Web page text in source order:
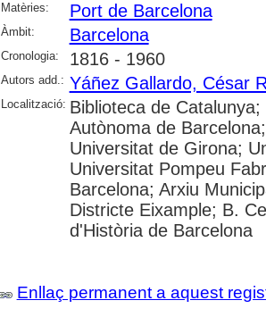
Matèries:
Port de Barcelona
Àmbit: Barcelona
Cronologia: 1816 - 1960
Autors add.: Yáñez Gallardo, César
Localització: Biblioteca de
Autònoma de
Universitat de Girona;
Universitat Pompeu
Barcelona; Arxiu
Districte Eixample; B.
d'Història de Barcelona
Enllaç permanent a aquest